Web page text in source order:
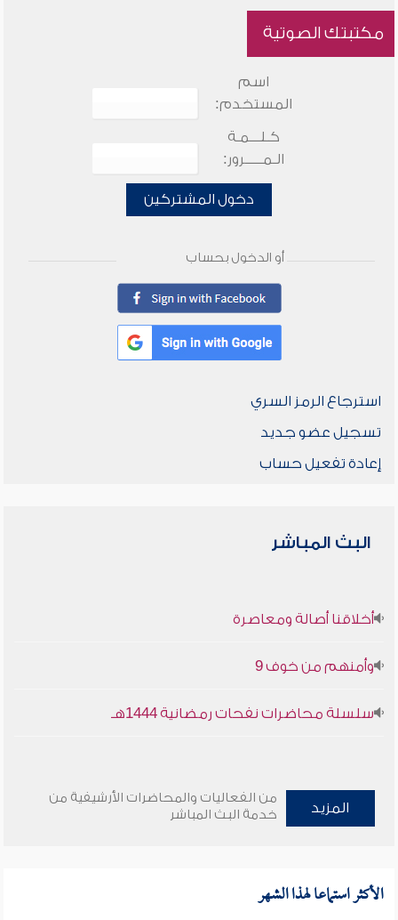
مكتبتك الصوتية
اسم
المستخدم:
كـلـــمـة
الـمـــــرور:
دخول المشتركين
أو الدخول بحساب
استرجاع الرمز السري
تسجيل عضو جديد
إعادة تفعيل حساب
البث المباشر
أخلاقنا أصالة ومعاصرة
وأمنهم من خوف 9
سلسلة محاضرات نفحات رمضانية 1444هـ
المزيد
من الفعاليات والمحاضرات الأرشيفية من
خدمة البث المباشر
الأكثر استماعا لهذا الشهر